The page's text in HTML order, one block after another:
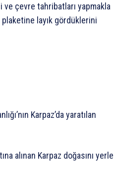
ve çevre tahribatları yapmakla
plaketine layık gördüklerini
Karpaz’da yaratılan
alınan Karpaz doğasını yerle